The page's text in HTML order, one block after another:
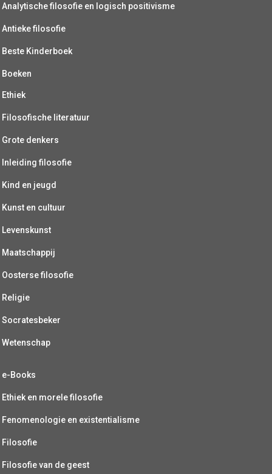
Analytische filosofie en logisch positivisme
Antieke filosofie
Beste Kinderboek
Boeken
Ethiek
Filosofische literatuur
Grote denkers
Inleiding filosofie
Kind en jeugd
Kunst en cultuur
Levenskunst
Maatschappij
Oosterse filosofie
Religie
Socratesbeker
Wetenschap
e-Books
Ethiek en morele filosofie
Fenomenologie en existentialisme
Filosofie
Filosofie van de geest